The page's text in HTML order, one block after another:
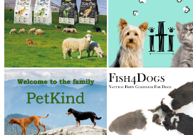
ペットカインド PetKind
ペトコト PETOKOTO
ホワイトフォックス
ボンショーズペット bonnechose pet